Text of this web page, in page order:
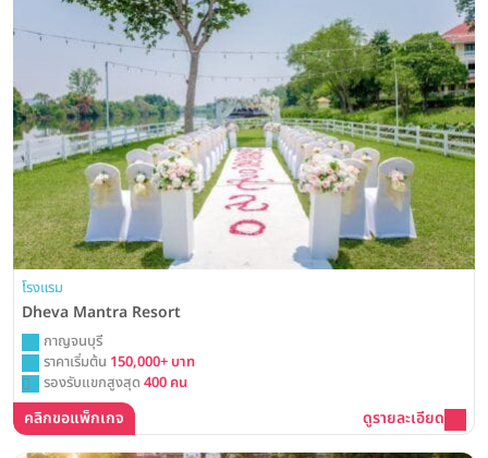
โรงแรม
Dheva Mantra Resort
กาญจนบุรี
ราคาเริ่มต้น 150,000+ บาท
รองรับแขกสูงสุด 400 คน
คลิกขอแพ็กเกจ ดูรายละเอียด